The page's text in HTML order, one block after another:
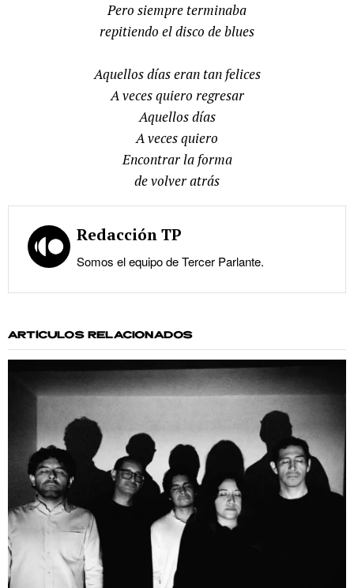
Pero siempre terminaba
repitiendo el disco de blues
Aquellos días eran tan felices
A veces quiero regresar
Aquellos días
A veces quiero
Encontrar la forma
de volver atrás
Redacción TP
Somos el equipo de Tercer Parlante.
ARTÍCULOS RELACIONADOS